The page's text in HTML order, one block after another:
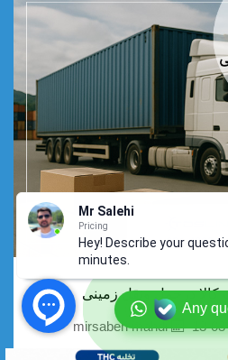
کالا درحمل ونقل زمینی
13-
Any
Mr Salehi
Pricing
Hey! Describe your
minutes.